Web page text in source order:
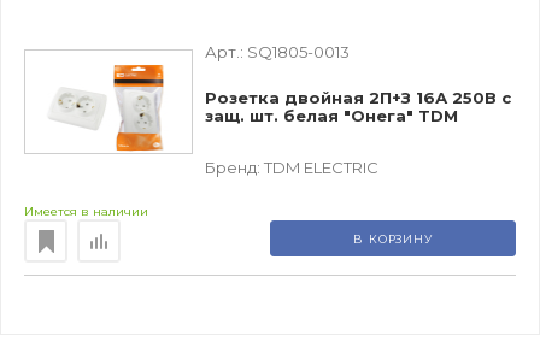
Арт.: SQ1805-0013
Розетка двойная 2П+З 16А 250В с
защ. шт. белая "Онега" TDM
Бренд: TDM ЕLECTRIC
Имеется в наличии
В КОРЗИНУ